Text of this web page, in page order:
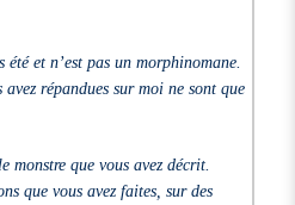
et n’est pas un morphinomane.
avez répandues sur moi ne sont que
monstre que vous avez décrit.
que vous avez faites, sur des